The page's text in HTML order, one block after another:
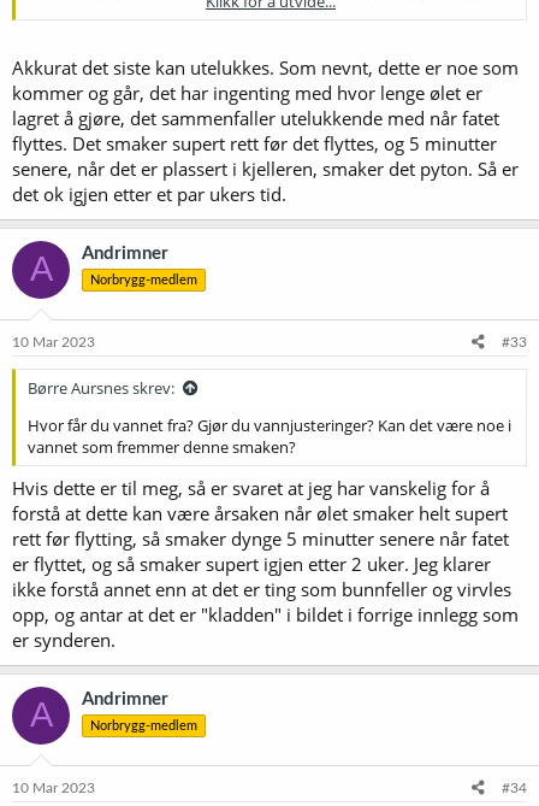
akkurat denne smaken. Avhengig av hvor du bor, kan du smake
Akkurat det siste kan utelukkes. Som nevnt, dette er noe som
kommer og går, det har ingenting med hvor lenge ølet er
lagret å gjøre, det sammenfaller utelukkende med når fatet
flyttes. Det smaker supert rett før det flyttes, og 5 minutter
senere, når det er plassert i kjelleren, smaker det pyton. Så er
det ok igjen etter et par ukers tid.
A Andrimner
Norbrygg-medlem
10 Mar 2023 #33
Børre Aursnes skrev:
Hvor får du vannet fra? Gjør du vannjusteringer? Kan det være noe i
vannet som fremmer denne smaken?
Hvis dette er til meg, så er svaret at jeg har vanskelig for å
forstå at dette kan være årsaken når ølet smaker helt supert
rett før flytting, så smaker dynge 5 minutter senere når fatet
er flyttet, og så smaker supert igjen etter 2 uker. Jeg klarer
ikke forstå annet enn at det er ting som bunnfeller og virvles
opp, og antar at det er "kladden" i bildet i forrige innlegg som
er synderen.
A Andrimner
Norbrygg-medlem
10 Mar 2023 #34